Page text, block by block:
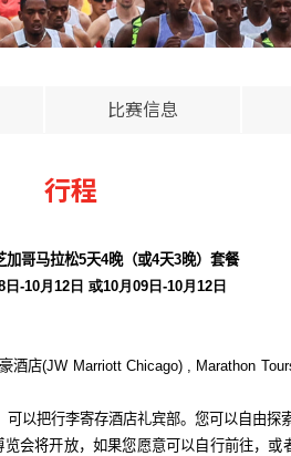
比赛信息
行程
加哥马拉松5天4晚（或4天3晚）套餐
日-10月12日 或10月09日-10月12日
酒店(JW Marriott Chicago) , Marathon
以把行李寄存酒店礼宾部。您可以自由探
会将开放，如果您愿意可以自行前往，或